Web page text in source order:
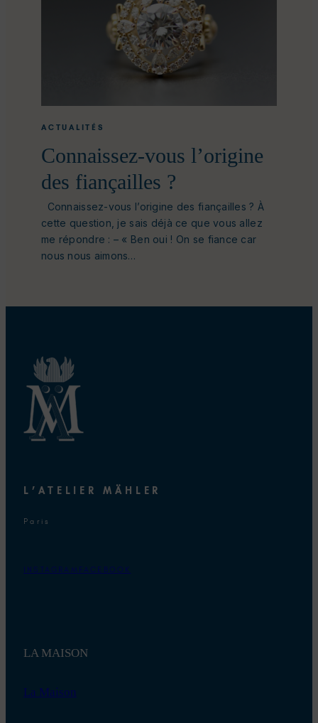
ACTUALITÉS
Connaissez-vous l’origine
des fiançailles ?
Connaissez-vous l’origine des fiançailles ? À
cette question, je sais déjà ce que vous allez
me répondre : – « Ben oui ! On se fiance car
nous nous aimons…
L’ATELIER MÄHLER
Paris
INSTAGRAM FACEBOOK
LA MAISON
La Maison